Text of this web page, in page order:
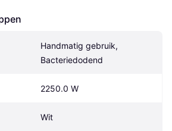
Handmatig gebruik,
Bacteriedodend
2250.0 W
Wit